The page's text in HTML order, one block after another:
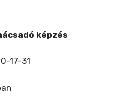
képzés
17-31